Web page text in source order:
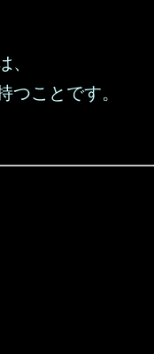
、
つことです。